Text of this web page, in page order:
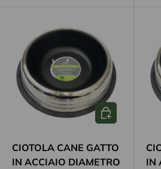
CIOTOLA CANE GATTO
IN ACCIAIO DIAMETRO
Aggiungi al
IN